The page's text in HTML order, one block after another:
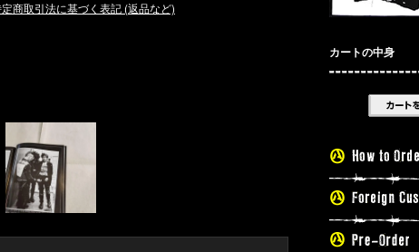
商取引法に基づく表記 (返品など)
カートの中身